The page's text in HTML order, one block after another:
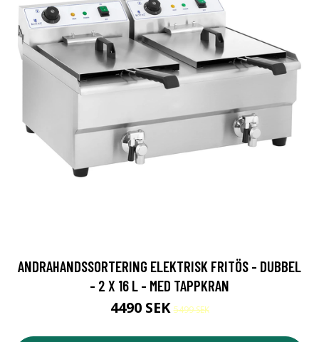
ANDRAHANDSSORTERING ELEKTRISK FRITÖS - DUBBEL
- 2 X 16 L - MED TAPPKRAN
4490 SEK5499 SEK